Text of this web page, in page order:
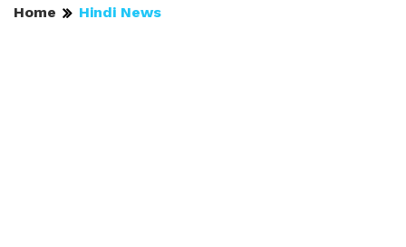
Home Hindi News